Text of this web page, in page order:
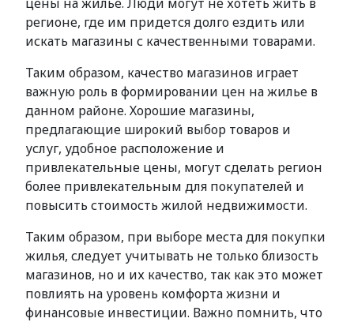
регионе, где им придется долго ездить или
искать магазины с качественными товарами.
Таким образом, качество магазинов играет
важную роль в формировании цен на жилье в
данном районе. Хорошие магазины,
предлагающие широкий выбор товаров и
услуг, удобное расположение и
привлекательные цены, могут сделать регион
более привлекательным для покупателей и
повысить стоимость жилой недвижимости.
Таким образом, при выборе места для покупки
жилья, следует учитывать не только близость
магазинов, но и их качество, так как это может
повлиять на уровень комфорта жизни и
финансовые инвестиции. Важно помнить, что